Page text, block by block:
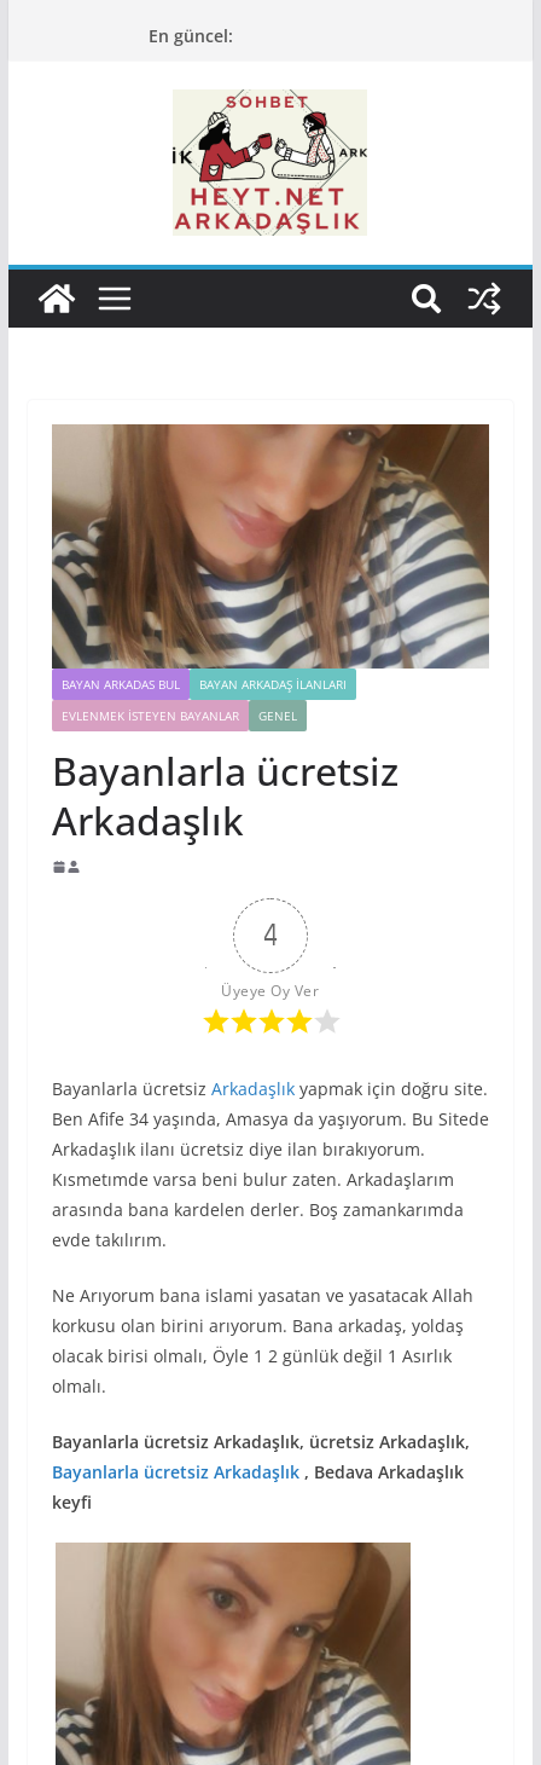
En güncel:
BAYAN ARKADAS BUL
BAYAN ARKADAŞ İLANLARI
EVLENMEK İSTEYEN BAYANLAR
GENEL
Bayanlarla ücretsiz
Arkadaşlık
4
Üyeye Oy Ver
Bayanlarla ücretsiz Arkadaşlıkyapmak için doğru site.
Ben Afife 34 yaşında, Amasya da yaşıyorum. Bu Sitede
Arkadaşlık ilanı ücretsiz diye ilan bırakıyorum.
Kısmetımde varsa beni bulur zaten. Arkadaşlarım
arasında bana kardelen derler. Boş zamankarımda
evde takılırım.
Ne Arıyorum bana islami yasatan ve yasatacak Allah
korkusu olan birini arıyorum. Bana arkadaş, yoldaş
olacak birisi olmalı, Öyle 1 2 günlük değil 1 Asırlık
olmalı.
Bayanlarla ücretsiz Arkadaşlık, ücretsiz Arkadaşlık,
Bayanlarla ücretsiz Arkadaşlık, Bedava Arkadaşlık
keyfi